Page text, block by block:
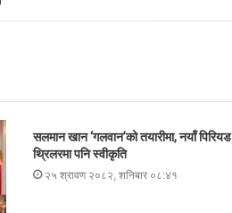
सलमान खान ‘गलवान’को तयारीमा, नयाँ पिरियड
थ्रिलरमा पनि स्वीकृति
२५ श्रावण २०८२, शनिबार ०८:४१